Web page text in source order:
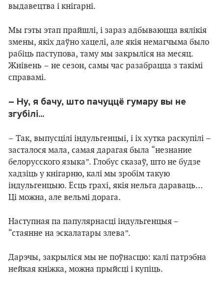
выдавецтва і кнігарні.
Мы гэты этап прайшлі, і зараз адбываюцца вялікія
змены, якіх даўно хацелі, але якія немагчыма было
рабіць паступова, таму мы закрыліся на месяц.
Жнівень – не сезон, самы час разабрацца з такімі
справамі.
– Ну, я бачу, што пачуццё гумару вы не
згубілі...
– Так, выпусцілі індульгенцыі, і іх хутка раскупілі –
засталося мала, самая дарагая была “незнание
белорусского языка”. Глобус сказаў, што не будзе
хадзіць у кнігарню, калі мы зробім такую
індульгенцыю. Ёсць грахі, якія нельга дараваць…
Ці можна, але вельмі дорага.
Наступная па папулярнасці індульгенцыя –
“стаянне на эскалатары злева”.
Дарэчы, закрыліся мы не поўнасцю: калі патрэбна
нейкая кніжка, можна прыйсці і купіць.